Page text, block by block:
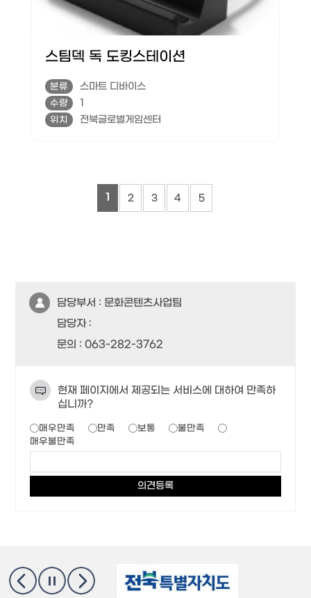
스팀덱 독 도킹스테이션
분류 스마트 디바이스
수량 1
위치 전북글로벌게임센터
1 2 3 4 5
담당부서 : 문화콘텐츠사업팀
담당자 :
문의 :063-282-3762
현재 페이지에서 제공되는 서비스에 대하여 만족하
십니까?
매우만족 만족 보통
불만족
매우불만족